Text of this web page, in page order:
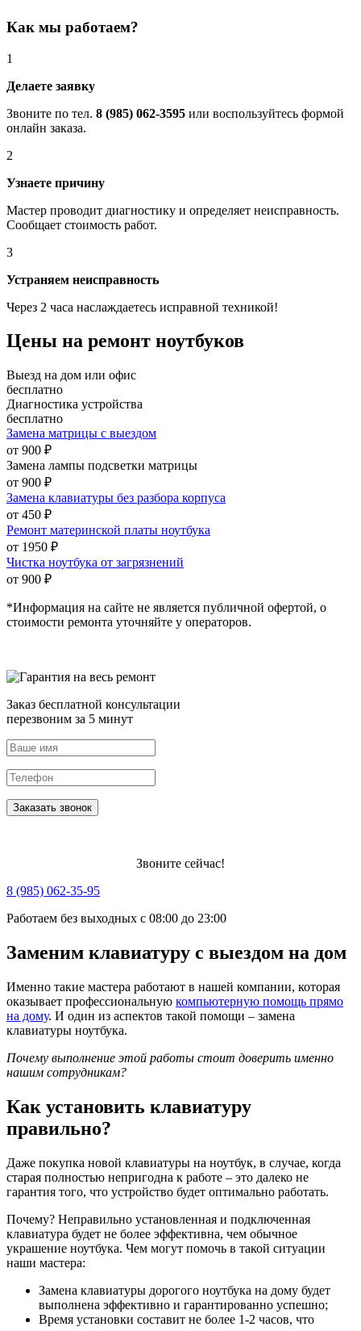
Как мы работаем?
1
Делаете заявку
Звоните по тел. 8 (985) 062-3595 или воспользуйтесь формой
онлайн заказа.
2
Узнаете причину
Мастер проводит диагностику и определяет неисправность.
Сообщает стоимость работ.
3
Устраняем неисправность
Через 2 часа наслаждаетесь исправной техникой!
Цены на ремонт ноутбуков
Выезд на дом или офис
бесплатно
Диагностика устройства
бесплатно
Замена матрицы с выездом
от 900 ₽
Замена лампы подсветки матрицы
от 900 ₽
Замена клавиатуры без разбора корпуса
от 450 ₽
Ремонт материнской платы ноутбука
от 1950 ₽
Чистка ноутбука от загрязнений
от 900 ₽
*Информация на сайте не является публичной офертой, о
стоимости ремонта уточняйте у операторов.
Заказ бесплатной консультации
перезвоним за 5 минут
Заказать звонок
Звоните сейчас!
8 (985) 062-35-95
Работаем без выходных с 08:00 до 23:00
Заменим клавиатуру с выездом на дом
Именно такие мастера работают в нашей компании, которая
оказывает профессиональную компьютерную помощь прямо
на дому. И один из аспектов такой помощи – замена
клавиатуры ноутбука.
Почему выполнение этой работы стоит доверить именно
нашим сотрудникам?
Как установить клавиатуру
правильно?
Даже покупка новой клавиатуры на ноутбук, в случае, когда
старая полностью непригодна к работе – это далеко не
гарантия того, что устройство будет оптимально работать.
Почему? Неправильно установленная и подключенная
клавиатура будет не более эффективна, чем обычное
украшение ноутбука. Чем могут помочь в такой ситуации
наши мастера:
Замена клавиатуры дорогого ноутбука на дому будет
выполнена эффективно и гарантированно успешно;
Время установки составит не более 1-2 часов, что